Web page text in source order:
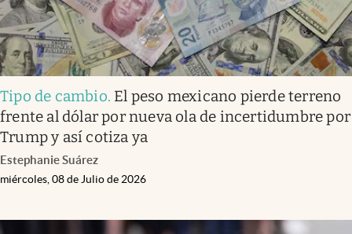
Tipo de cambio. El peso mexicano pierde terreno
frente al dólar por nueva ola de incertidumbre por
Trump y así cotiza ya
Estephanie Suárez
miércoles, 08 de Julio de 2026